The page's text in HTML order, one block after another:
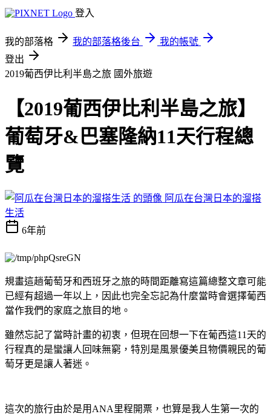
登入
我的部落格 我的部落格後台
我的帳號
登出
2019葡西伊比利半島之旅 國外旅遊
【2019葡西伊比利半島之旅】
葡萄牙&巴塞隆納11天行程總
覽
阿瓜在台灣日本的溜搭
生活
6年前
規畫這趟葡萄牙和西班牙之旅的時間距離寫這篇總整文章可能
已經有超過一年以上，因此也完全忘記為什麼當時會選擇葡西
當作我們的家庭之旅目的地。
雖然忘記了當時計畫的初衷，但現在回想一下在葡西這11天的
行程真的是蠻讓人回味無窮，特別是風景優美且物價親民的葡
萄牙更是讓人著迷。
這次的旅行由於是用ANA里程開票，也算是我人生第一次的